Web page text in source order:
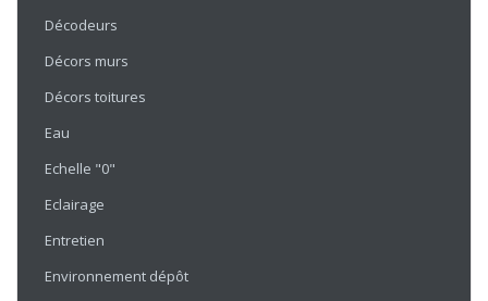
Décodeurs
Décors murs
Décors toitures
Eau
Echelle "0"
Eclairage
Entretien
Environnement dépôt